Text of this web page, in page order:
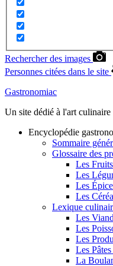
Rechercher des images
Personnes citées dans le site
Gastronomiac
Un site dédié à l'art culinaire
Encyclopédie
Sommaire
Glossaire des
Les Fruits
Les
Les
Les
Lexique
Les
Les
Les
Les
La